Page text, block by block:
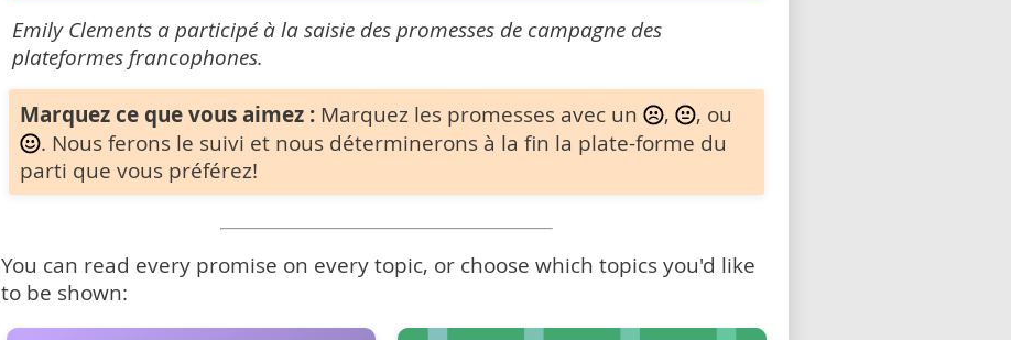
Emily Clements a participé à la saisie des promesses de campagne des
plateformes francophones.
Marquez ce que vous aimez : Marquez les promesses avec un ,
, ou
. Nous ferons le suivi et nous déterminerons à la fin la plate-forme du
parti que vous préférez!
You can read every promise on every topic, or choose which topics you'd like
to be shown: